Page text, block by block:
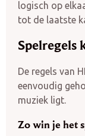
logisch op
tot de laatste
De regels van
eenvoudig
muziek ligt.
Zo win je het